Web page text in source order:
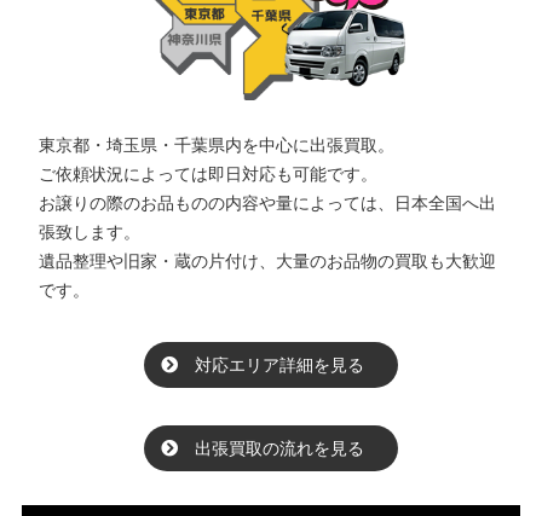
東京都・埼玉県・千葉県内を中心に出張買取。
ご依頼状況によっては即日対応も可能です。
お譲りの際のお品ものの内容や量によっては、日本全国へ出
張致します。
遺品整理や旧家・蔵の片付け、大量のお品物の買取も大歓迎
です。
対応エリア詳細を見る
出張買取の流れを見る